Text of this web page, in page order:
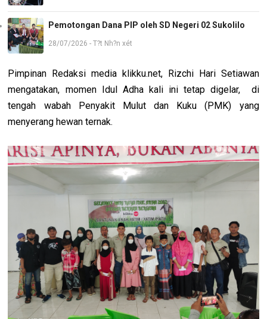
Pemotongan Dana PIP oleh SD Negeri 02 Sukolilo
28/07/2026 - T?t Nh?n xét
Pimpinan Redaksi media klikku.net, Rizchi Hari Setiawan
mengatakan, momen Idul Adha kali ini tetap digelar, di
tengah wabah Penyakit Mulut dan Kuku (PMK) yang
menyerang hewan ternak.